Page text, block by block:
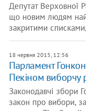
Депутат Верховної
що новим людям
закритими
18 червня 2015, 12:56
Парламент
Пекіном виборчу
Законодавчі збори
закон про вибори,